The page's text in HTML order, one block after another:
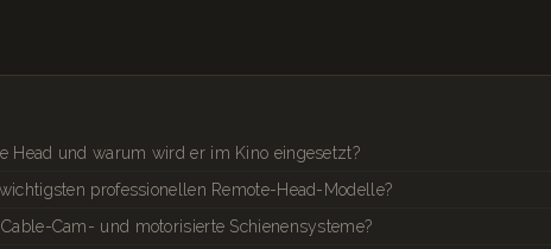
Head und warum wird er im Kino eingesetzt?
professionellen Remote-Head-Modelle?
Cam- und motorisierte Schienensysteme?